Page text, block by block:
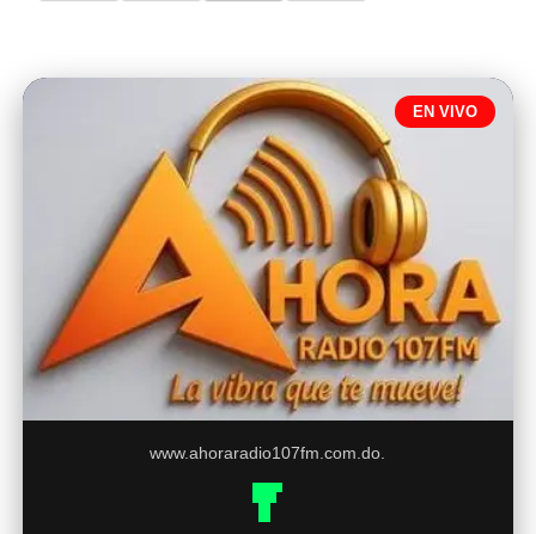
EN VIVO
www.ahoraradio107fm.com.do.